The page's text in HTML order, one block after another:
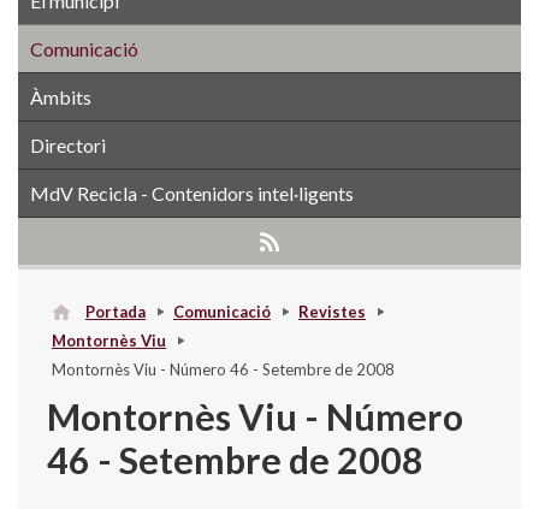
Comunicació
Àmbits
Directori
MdV Recicla - Contenidors intel·ligents
Portada Comunicació
Revistes
Montornès Viu
Montornès Viu - Número 46 - Setembre de 2008
Montornès Viu - Número
46 - Setembre de 2008